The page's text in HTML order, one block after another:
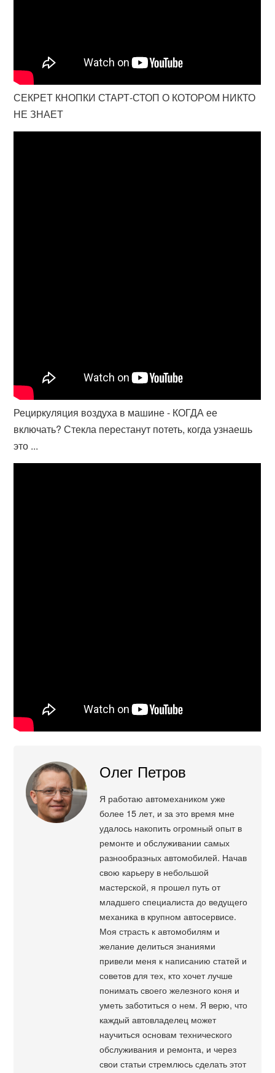
СЕКРЕТ КНОПКИ СТАРТ-СТОП О КОТОРОМ НИКТО
НЕ ЗНАЕТ
Рециркуляция воздуха в машине - КОГДА ее
включать? Стекла перестанут потеть, когда узнаешь
это ...
Олег Петров
Я работаю автомехаником уже
более 15 лет, и за это время мне
удалось накопить огромный опыт в
ремонте и обслуживании самых
разнообразных автомобилей. Начав
свою карьеру в небольшой
мастерской, я прошел путь от
младшего специалиста до ведущего
механика в крупном автосервисе.
Моя страсть к автомобилям и
желание делиться знаниями
привели меня к написанию статей и
советов для тех, кто хочет лучше
понимать своего железного коня и
уметь заботиться о нем. Я верю, что
каждый автовладелец может
научиться основам технического
обслуживания и ремонта, и через
свои статьи стремлюсь сделать этот